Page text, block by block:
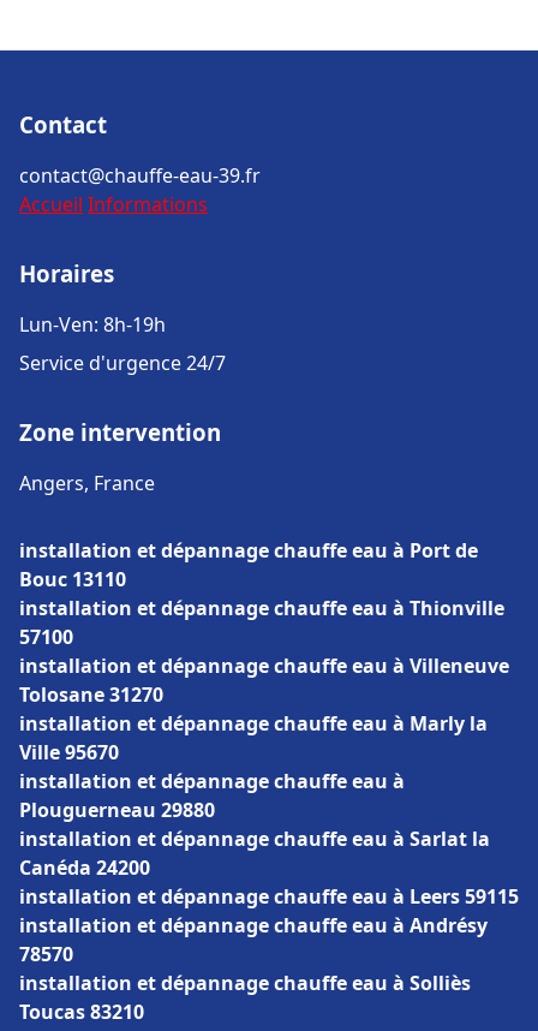
Contact
contact@chauffe-eau-39.fr
Accueil Informations
Horaires
Lun-Ven: 8h-19h
Service d'urgence 24/7
Zone intervention
Angers, France
installation et dépannage chauffe eau à Port de
Bouc 13110
installation et dépannage chauffe eau à Thionville
57100
installation et dépannage chauffe eau à Villeneuve
Tolosane 31270
installation et dépannage chauffe eau à Marly la
Ville 95670
installation et dépannage chauffe eau à
Plouguerneau 29880
installation et dépannage chauffe eau à Sarlat la
Canéda 24200
installation et dépannage chauffe eau à Leers 59115
installation et dépannage chauffe eau à Andrésy
78570
installation et dépannage chauffe eau à Solliès
Toucas 83210